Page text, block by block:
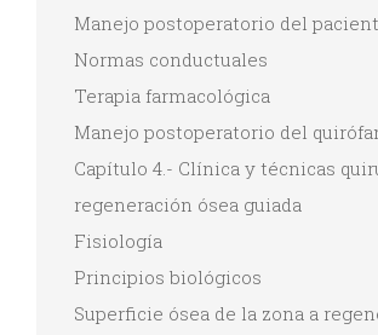
Manejo postoperatorio del
Normas conductuales
Terapia farmacológica
Manejo postoperatorio del
Capítulo 4.- Clínica y técnicas
regeneración ósea guiada
Fisiología
Principios biológicos
Superficie ósea de la zona a